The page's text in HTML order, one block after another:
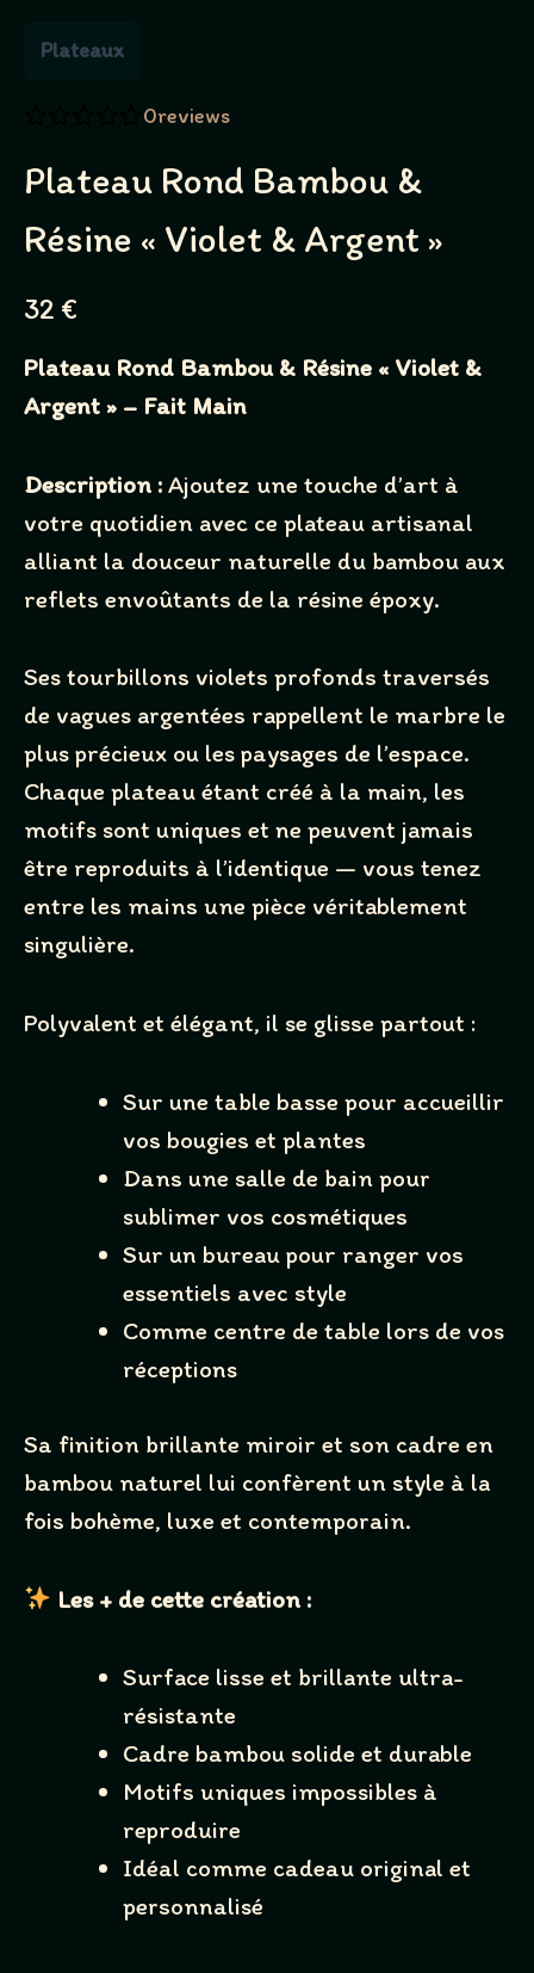
Plateaux
0reviews
Plateau Rond Bambou &
Résine « Violet & Argent »
N
w
32 €
Plateau Rond Bambou & Résine « Violet &
Argent » – Fait Main
Description : Ajoutez une touche d’art à
votre quotidien avec ce plateau artisanal
alliant la douceur naturelle du bambou aux
reflets envoûtants de la résine époxy.
Ses tourbillons violets profonds traversés
de vagues argentées rappellent le marbre le
plus précieux ou les paysages de l’espace.
Chaque plateau étant créé à la main, les
motifs sont uniques et ne peuvent jamais
être reproduits à l’identique — vous tenez
entre les mains une pièce véritablement
singulière.
Polyvalent et élégant, il se glisse partout :
Sur une table basse pour accueillir
vos bougies et plantes
Dans une salle de bain pour
sublimer vos cosmétiques
Sur un bureau pour ranger vos
essentiels avec style
Comme centre de table lors de vos
réceptions
Sa finition brillante miroir et son cadre en
bambou naturel lui confèrent un style à la
fois bohème, luxe et contemporain.
Les + de cette création :
Surface lisse et brillante ultra-
résistante
Cadre bambou solide et durable
Motifs uniques impossibles à
reproduire
Idéal comme cadeau original et
personnalisé
Write a review
Your rating
Your review
SUBMIT REVIEW
Thanks for your review!
We are processing it and it will appear on the store
soon.